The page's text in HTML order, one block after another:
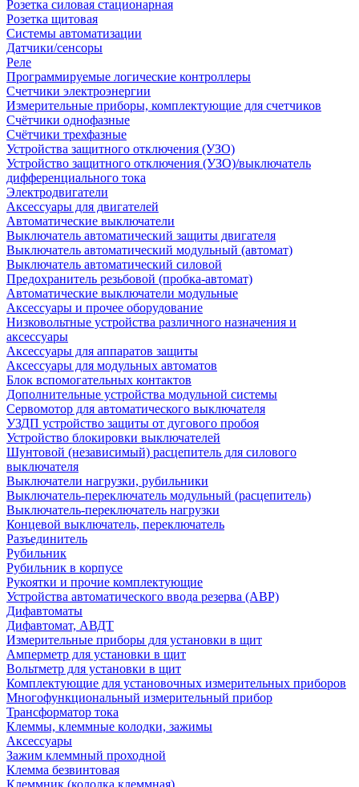
Розетка силовая стационарная
Розетка щитовая
Системы автоматизации
Датчики/сенсоры
Реле
Программируемые логические контроллеры
Счетчики электроэнергии
Измерительные приборы, комплектующие для счетчиков
Счётчики однофазные
Счётчики трехфазные
Устройства защитного отключения (УЗО)
Устройство защитного отключения (УЗО)/выключатель
дифференциального тока
Электродвигатели
Аксессуары для двигателей
Автоматические выключатели
Выключатель автоматический защиты двигателя
Выключатель автоматический модульный (автомат)
Выключатель автоматический силовой
Предохранитель резьбовой (пробка-автомат)
Автоматические выключатели модульные
Аксессуары и прочее оборудование
Низковольтные устройства различного назначения и
аксессуары
Аксессуары для аппаратов защиты
Аксессуары для модульных автоматов
Блок вспомогательных контактов
Дополнительные устройства модульной системы
Сервомотор для автоматического выключателя
УЗДП устройство защиты от дугового пробоя
Устройство блокировки выключателей
Шунтовой (независимый) расцепитель для силового
выключателя
Выключатели нагрузки, рубильники
Выключатель-переключатель модульный (расцепитель)
Выключатель-переключатель нагрузки
Концевой выключатель, переключатель
Разъединитель
Рубильник
Рубильник в корпусе
Рукоятки и прочие комплектующие
Устройства автоматического ввода резерва (АВР)
Дифавтоматы
Дифавтомат, АВДТ
Измерительные приборы для установки в щит
Амперметр для установки в щит
Вольтметр для установки в щит
Комплектующие для установочных измерительных приборов
Многофункциональный измерительный прибор
Трансформатор тока
Клеммы, клеммные колодки, зажимы
Аксессуары
Зажим клеммный проходной
Клемма безвинтовая
Клеммник (колодка клеммная)